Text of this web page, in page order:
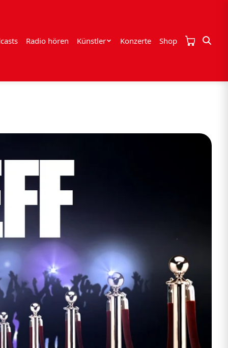
Radio hören Künstler Konzerte Shop